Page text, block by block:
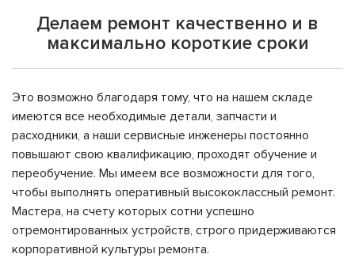
Делаем ремонт качественно и в
максимально короткие сроки
Это возможно благодаря тому, что на нашем складе
имеются все необходимые детали, запчасти и
расходники, а наши сервисные инженеры постоянно
повышают свою квалификацию, проходят обучение и
переобучение. Мы имеем все возможности для того,
чтобы выполнять оперативный высококлассный ремонт.
Мастера, на счету которых сотни успешно
отремонтированных устройств, строго придерживаются
корпоративной культуры ремонта.